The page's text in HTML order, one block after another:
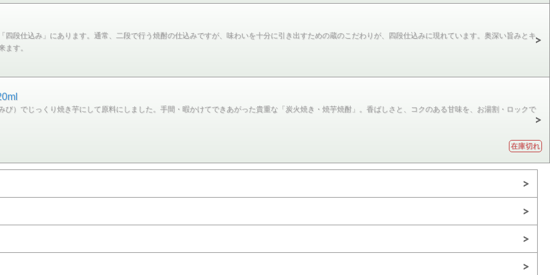
段仕込み」にあります。通常、二段で行う焼酎の仕込みですが、味わいを十分に引き出すための蔵のこだわりが、四段仕込みに現れています。奥深い旨みとキ
す。
）でじっくり焼き芋にして原料にしました。手間・暇かけてできあがった貴重な「炭火焼き・焼芋焼酎」。香ばしさと、コクのある甘味を、お湯割・ロックで
在庫切れ